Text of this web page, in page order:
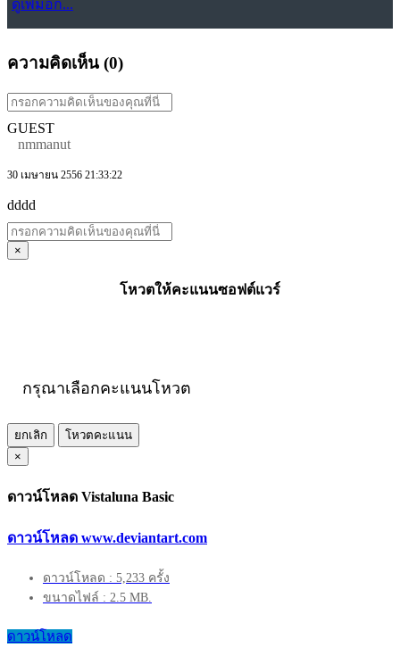
ดูเพิ่มอีก...
ความคิดเห็น (0)
GUEST
nmmanut
30 เมษายน 2556 21:33:22
dddd
×
โหวตให้คะแนนซอฟต์แวร์
กรุณาเลือกคะแนนโหวต
ยกเลิก
โหวตคะแนน
×
ดาวน์โหลด Vistaluna Basic
ดาวน์โหลด www.deviantart.com
ดาวน์โหลด : 5,233 ครั้ง
ขนาดไฟล์ : 2.5 MB.
ดาวน์โหลด